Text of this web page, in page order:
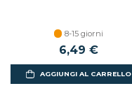
8-15 giorni
6,49 €
AGGIUNGI AL CARRELLO